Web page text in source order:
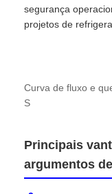
Fale Conosco
Todos os casos
Pedir um
segurança
projetos de
Curva de fluxo e
S
Principais
argumentos